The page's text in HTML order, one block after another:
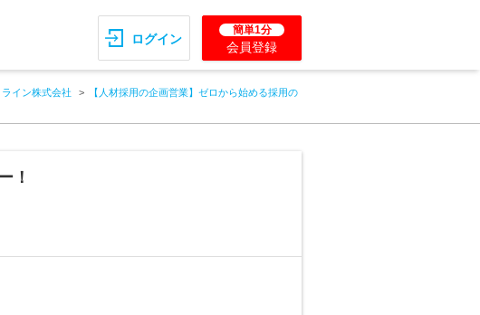
ログイン
簡単1分
会員登録
イン株式会社
【人材採用の企画営業】ゼロから始める採用の
！